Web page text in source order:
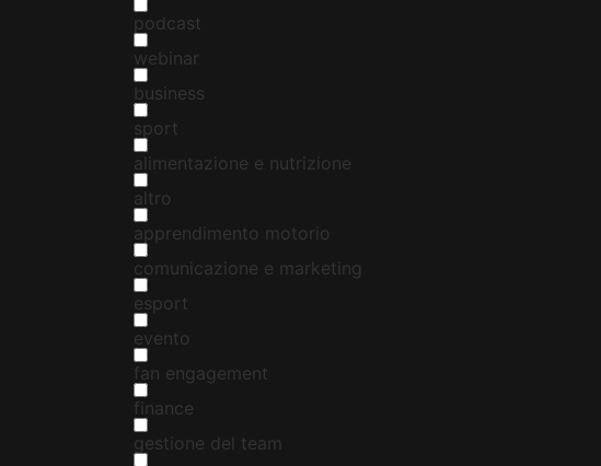
podcast
webinar
business
sport
alimentazione e nutrizione
altro
apprendimento motorio
comunicazione e marketing
esport
evento
fan engagement
finance
gestione del team